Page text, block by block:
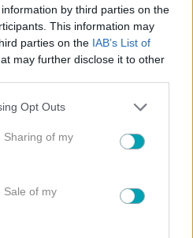
by third parties on the
This information may
parties on the IAB’s List of
may further disclose it to other
app uses one or more Google
behaviour. You may click to
and its third-party tags to
purposes in below Google
Opt Outs
Sharing of my
Sale of my